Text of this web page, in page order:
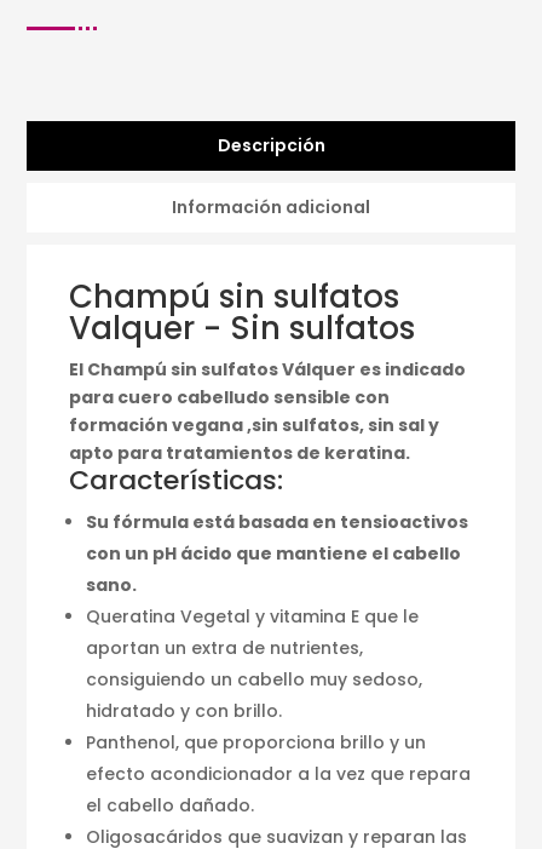
Descripción
Información adicional
Champú sin sulfatos
Valquer - Sin sulfatos
El Champú sin sulfatos Válquer es indicado
para cuero cabelludo sensible con
formación vegana ,sin sulfatos, sin sal y
apto para tratamientos de keratina.
Características:
Su fórmula está basada en tensioactivos
con un pH ácido que mantiene el cabello
sano.
Queratina Vegetal y vitamina E que le
aportan un extra de nutrientes,
consiguiendo un cabello muy sedoso,
hidratado y con brillo.
Panthenol, que proporciona brillo y un
efecto acondicionador a la vez que repara
el cabello dañado.
Oligosacáridos que suavizan y reparan las